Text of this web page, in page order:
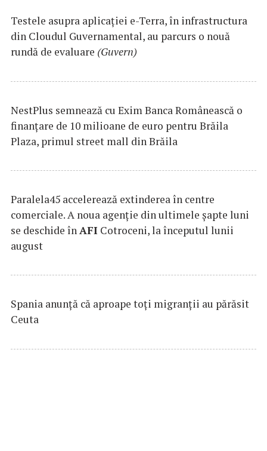
Testele asupra aplicaţiei e-Terra, în infrastructura
din Cloudul Guvernamental, au parcurs o nouă
rundă de evaluare (Guvern)
NestPlus semnează cu Exim Banca Românească o
finanțare de 10 milioane de euro pentru Brăila
Plaza, primul street mall din Brăila
Paralela45 accelerează extinderea în centre
comerciale. A noua agenție din ultimele șapte luni
se deschide înAFI Cotroceni, la începutul lunii
august
Spania anunţă că aproape toţi migranţii au părăsit
Ceuta